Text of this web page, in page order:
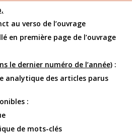
au verso de l’ouvrage
en première page de l’ouvrage
le dernier numéro de l’année) :
analytique des articles parus
:
de mots-clés